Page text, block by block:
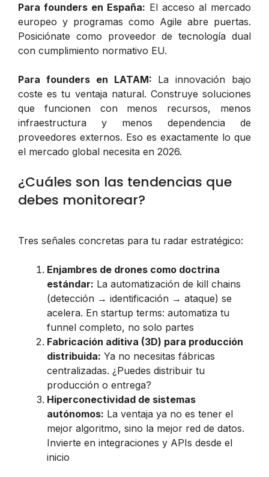
Para founders en España: El acceso al mercado
europeo y programas como Agile abre puertas.
Posiciónate como proveedor de tecnología dual
con cumplimiento normativo EU.
Para founders en LATAM: La innovación bajo
coste es tu ventaja natural. Construye soluciones
que funcionen con menos recursos, menos
infraestructura y menos dependencia de
proveedores externos. Eso es exactamente lo que
el mercado global necesita en 2026.
¿Cuáles son las tendencias que
debes monitorear?
Tres señales concretas para tu radar estratégico:
Enjambres de drones como doctrina
estándar: La automatización de kill chains
(detección → identificación → ataque) se
acelera. En startup terms: automatiza tu
funnel completo, no solo partes
Fabricación aditiva (3D) para producción
distribuida: Ya no necesitas fábricas
centralizadas. ¿Puedes distribuir tu
producción o entrega?
Hiperconectividad de sistemas
autónomos: La ventaja ya no es tener el
mejor algoritmo, sino la mejor red de datos.
Invierte en integraciones y APIs desde el
inicio